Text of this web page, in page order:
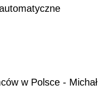
w Polsce - Michał